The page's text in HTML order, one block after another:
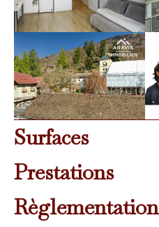
Surfaces
Prestations
Règlementation